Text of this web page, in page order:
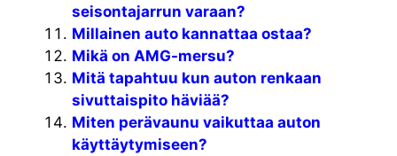
seisontajarrun varaan?
Millainen auto kannattaa ostaa?
Mikä on AMG-mersu?
Mitä tapahtuu kun auton renkaan
sivuttaispito häviää?
Miten perävaunu vaikuttaa auton
käyttäytymiseen?